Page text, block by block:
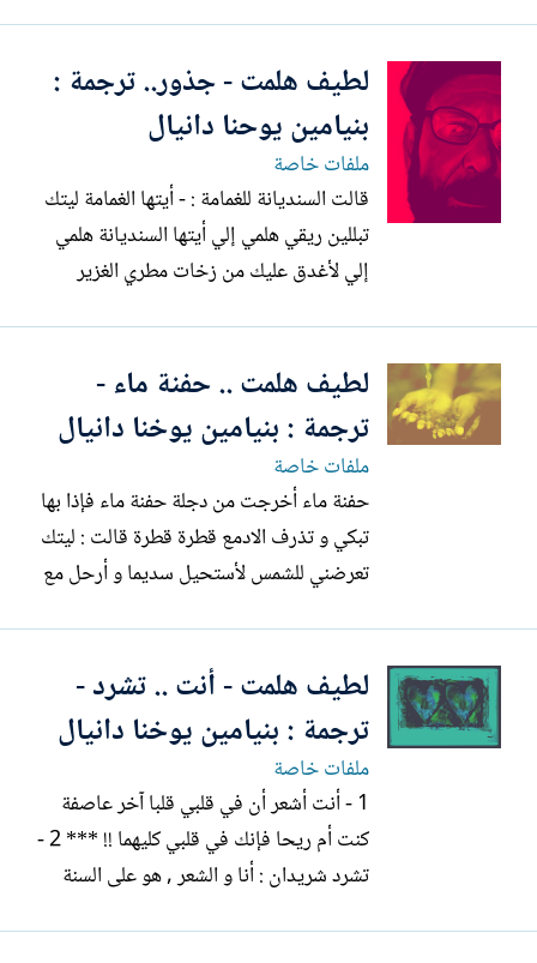
لطيف هلمت .. قصائد مختارة ) , مطبعة
كريستال , أربيل – العراق 2001
لطيف هلمت - جذور.. ترجمة :
بنيامين يوحنا دانيال
ملفات خاصة
قالت السنديانة للغمامة : - أيتها الغمامة ليتك
تبللين ريقي هلمي إلي أيتها السنديانة هلمي
إلي لأغدق عليك من زخات مطري الغزير
جذوري الضاربة في عمق الأرض لا .. سوف
لن أبرح مكاني هذا و إن قضيت نحبي من
العطش الممض...
لطيف هلمت .. حفنة ماء -
ترجمة : بنيامين يوخنا دانيال
ملفات خاصة
حفنة ماء أخرجت من دجلة حفنة ماء فإذا بها
تبكي و تذرف الادمع قطرة قطرة قالت : ليتك
تعرضني للشمس لأستحيل سديما و أرحل مع
المناطق الجبلية الباردة . - استحصلت موافقة
الشاعر الخطية على ترجمة و نشر هذه...
لطيف هلمت - أنت .. تشرد -
ترجمة : بنيامين يوخنا دانيال
ملفات خاصة
1 - أنت أشعر أن في قلبي قلبا آخر عاصفة
كنت أم ريحا فإنك في قلبي كليهما !! *** 2 -
تشرد شريدان : أنا و الشعر , هو على السنة